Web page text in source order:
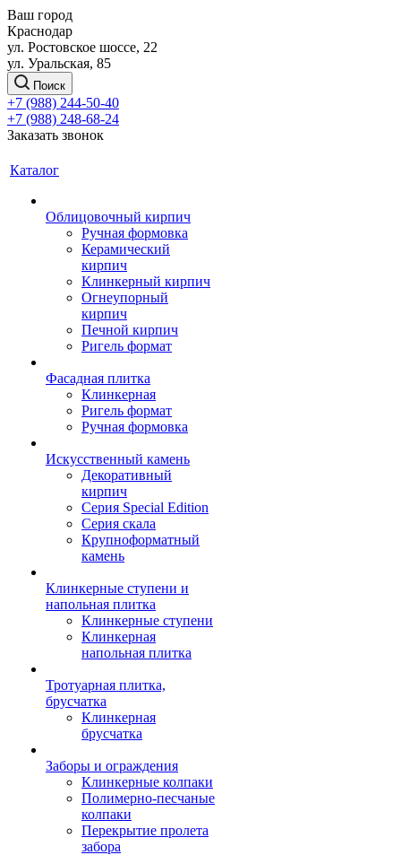
Ваш город
Краснодар
ул. Ростовское шоссе, 22
ул. Уральская, 85
Поиск
+7 (988) 244-50-40
+7 (988) 248-68-24
Заказать звонок
Каталог
Облицовочный кирпич
Ручная формовка
Керамический
кирпич
Клинкерный кирпич
Огнеупорный
кирпич
Печной кирпич
Ригель формат
Фасадная плитка
Клинкерная
Ригель формат
Ручная формовка
Искусственный камень
Декоративный
кирпич
Серия Special Edition
Серия скала
Крупноформатный
камень
Клинкерные ступени и
напольная плитка
Клинкерные ступени
Клинкерная
напольная плитка
Тротуарная плитка,
брусчатка
Клинкерная
брусчатка
Заборы и ограждения
Клинкерные колпаки
Полимерно-песчаные
колпаки
Перекрытие пролета
забора